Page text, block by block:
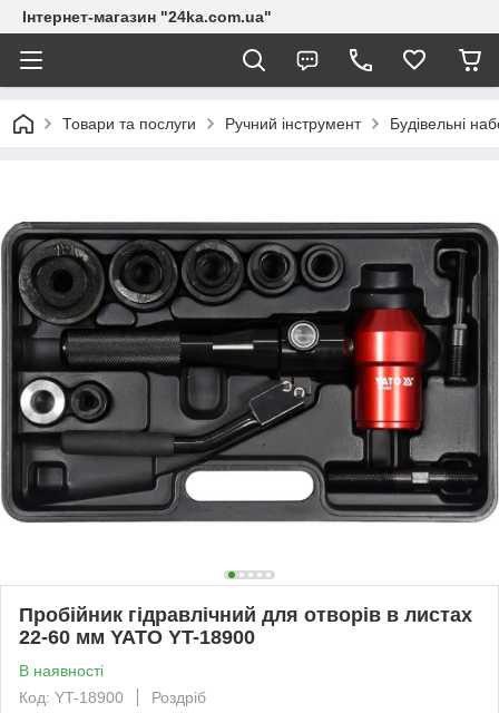
Інтернет-магазин "24ka.com.ua"
Товари та послуги Ручний інструмент Будівельні
Пробійник гідравлічний для отворів в листах
22-60 мм YATO YT-18900
В наявності
Код: YT-18900
Роздріб